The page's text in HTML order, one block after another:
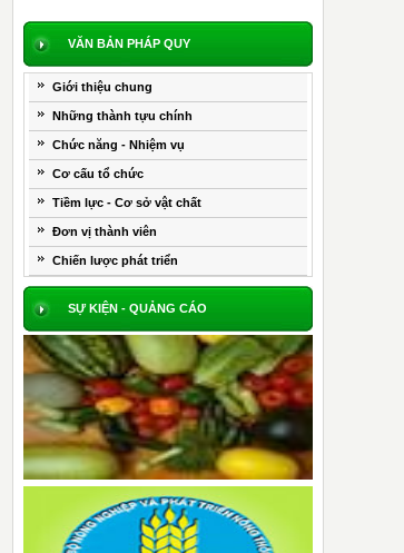
VĂN BẢN PHÁP QUY
Giới thiệu chung
Những thành tựu chính
Chức năng - Nhiệm vụ
Cơ cấu tổ chức
Tiềm lực - Cơ sở vật chất
Đơn vị thành viên
Chiến lược phát triển
SỰ KIỆN - QUẢNG CÁO